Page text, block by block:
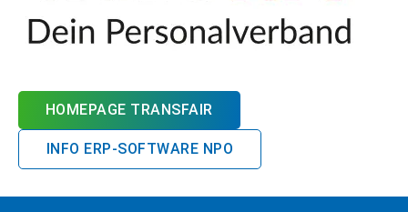
HOMEPAGE TRANSFAIR
INFO ERP-SOFTWARE NPO